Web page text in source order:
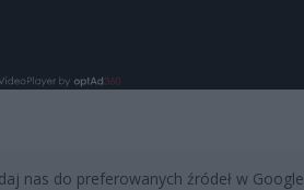
nas do preferowanych źródeł w Google